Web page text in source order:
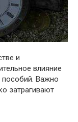
и
влияние
пособий. Важно
затрагивают